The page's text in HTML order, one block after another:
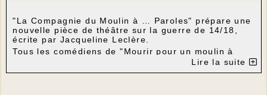
"La Compagnie du Moulin à … Paroles" prépare une
nouvelle pièce de théâtre sur la guerre de 14/18,
écrite par Jacqueline Leclère.
Tous les comédiens de "Mourir pour un moulin à
vent" ont souhaité continuer cette nouvelle
aventure…
Lire la suite